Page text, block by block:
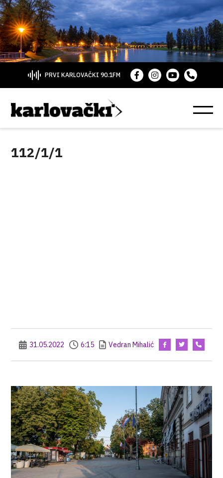
PRVI KARLOVAČKI 90.1FM
112/1/1
31.05.2022 6:15 Vedran Mihalić